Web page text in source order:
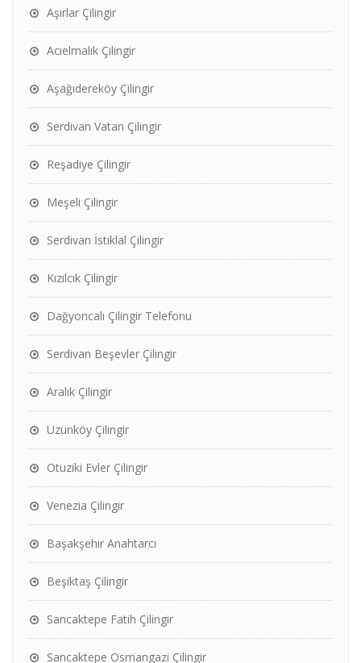
Aşırlar Çilingir
Acıelmalık Çilingir
Aşağıdereköy Çilingir
Serdivan Vatan Çilingir
Reşadiye Çilingir
Meşeli Çilingir
Serdivan İstiklal Çilingir
Kızılcık Çilingir
Dağyoncalı Çilingir Telefonu
Serdivan Beşevler Çilingir
Aralık Çilingir
Uzunköy Çilingir
Otuziki Evler Çilingir
Venezia Çilingir
Başakşehir Anahtarcı
Beşiktaş Çilingir
Sancaktepe Fatih Çilingir
Sancaktepe Osmangazi Çilingir